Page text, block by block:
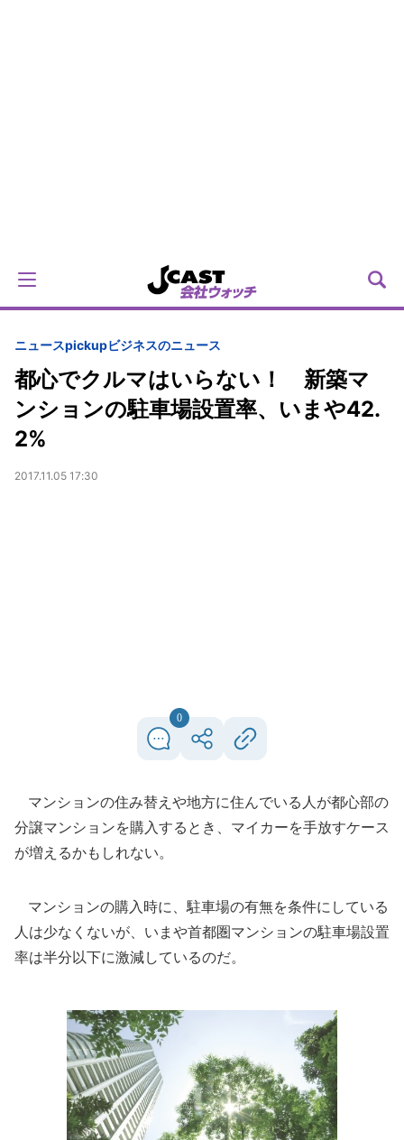
ニュースpickupビジネスのニュース
都心でクルマはいらない！ 新築マ
ンションの駐車場設置率、いまや42.
2%
2017.11.05 17:30
0
マンションの住み替えや地方に住んでいる人が都心部の
分譲マンションを購入するとき、マイカーを手放すケース
が増えるかもしれない。
マンションの購入時に、駐車場の有無を条件にしている
人は少なくないが、いまや首都圏マンションの駐車場設置
率は半分以下に激減しているのだ。